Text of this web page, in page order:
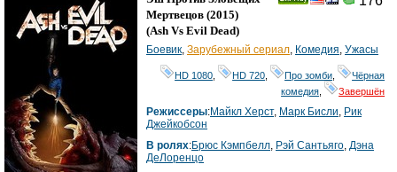
Мертвецов (2015)
(Ash Vs Evil Dead)
Боевик, Зарубежный сериал, Комедия, Ужасы
HD 1080 HD 720 Про зомби
Чёрная
комедия
Завершён
Режиссеры:Майкл Херст, Марк Бисли, Рик
Джейкобсон
В ролях:Брюс Кэмпбелл, Рэй Сантьяго, Дэна
ДеЛоренцо